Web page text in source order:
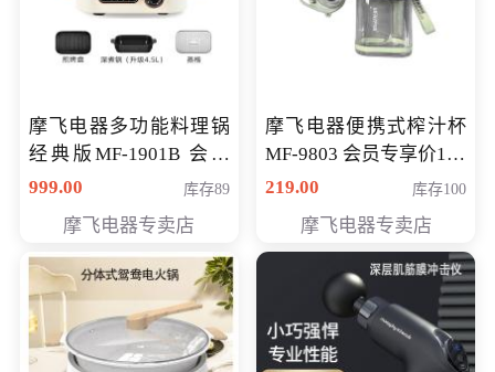
摩飞电器多功能料理锅
经典版MF-1901B 会员
专享价399元
999.00 库存89
摩飞电器专卖店
摩飞电器便携式榨汁杯
MF-9803 会员专享价138
元
219.00 库存100
摩飞电器专卖店